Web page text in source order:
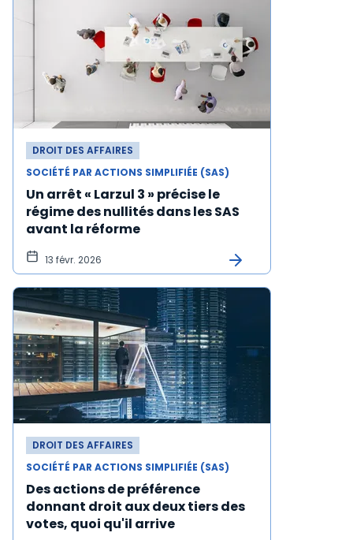
DROIT DES AFFAIRES
SOCIÉTÉ PAR ACTIONS SIMPLIFIÉE (SAS)
Un arrêt « Larzul 3 » précise le
régime des nullités dans les SAS
avant la réforme
13 févr. 2026
DROIT DES AFFAIRES
SOCIÉTÉ PAR ACTIONS SIMPLIFIÉE (SAS)
Des actions de préférence
donnant droit aux deux tiers des
votes, quoi qu'il arrive